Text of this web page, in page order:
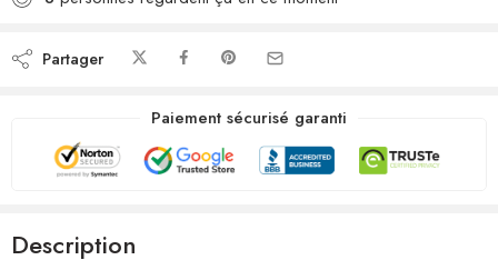
Partager
Paiement sécurisé garanti
Description